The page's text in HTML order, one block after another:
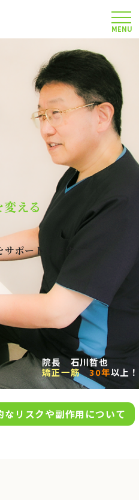
治療について
院のこだわり
費用について
ニック案内
Q＆A
アクセス
お問い合わせ
695-578
MENU
変える
ポートします
院長 石川哲也
矯正一筋
30年以上！
リスクや副作用について